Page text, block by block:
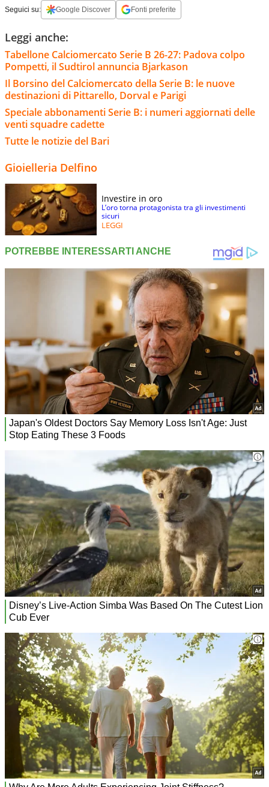
Seguici su: Google Discover Fonti preferite
Leggi anche:
Tabellone Calciomercato Serie B 26-27: Padova colpo
Pompetti, il Sudtirol annuncia Bjarkason
Il Borsino del Calciomercato della Serie B: le nuove
destinazioni di Pittarello, Dorval e Parigi
Speciale abbonamenti Serie B: i numeri aggiornati delle
venti squadre cadette
Tutte le notizie del Bari
Gioielleria Delfino
Investire in oro
L’oro torna protagonista tra gli investimenti
sicuri
LEGGI